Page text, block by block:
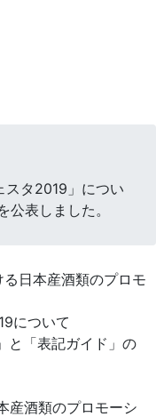
スタ2019」につい
表しました。
る日本産酒類のプロモ
について
と「表記ガイド」の
産酒類のプロモーシ